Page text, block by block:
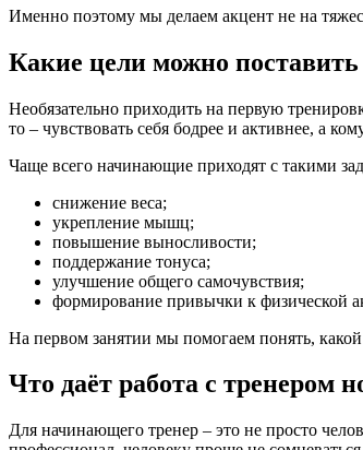
Именно поэтому мы делаем акцент не на
Какие цели можно поставить
Необязательно приходить на первую
то – чувствовать себя бодрее и активнее, а
Чаще всего начинающие приходят с такими
снижение веса;
укрепление мышц;
повышение выносливости;
поддержание тонуса;
улучшение общего самочувствия;
формирование привычки к физической
На первом занятии мы помогаем понять,
Что даёт работа с тренером
Для начинающего тренер – это не просто